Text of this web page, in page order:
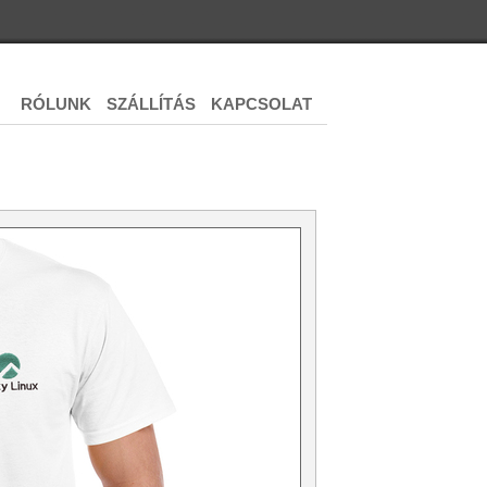
RÓLUNK SZÁLLÍTÁS KAPCSOLAT